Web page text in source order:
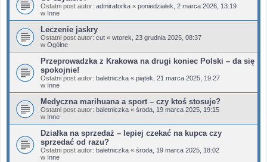
Ostatni post autor: admiratorka « poniedziałek, 2 marca 2026, 13:19
w Inne
Leczenie jaskry
Ostatni post autor: cut « wtorek, 23 grudnia 2025, 08:37
w Ogólne
Przeprowadzka z Krakowa na drugi koniec Polski – da się
spokojnie!
Ostatni post autor: baletniczka « piątek, 21 marca 2025, 19:27
w Inne
Medyczna marihuana a sport – czy ktoś stosuje?
Ostatni post autor: baletniczka « środa, 19 marca 2025, 19:15
w Inne
Działka na sprzedaż – lepiej czekać na kupca czy
sprzedać od razu?
Ostatni post autor: baletniczka « środa, 19 marca 2025, 18:02
w Inne